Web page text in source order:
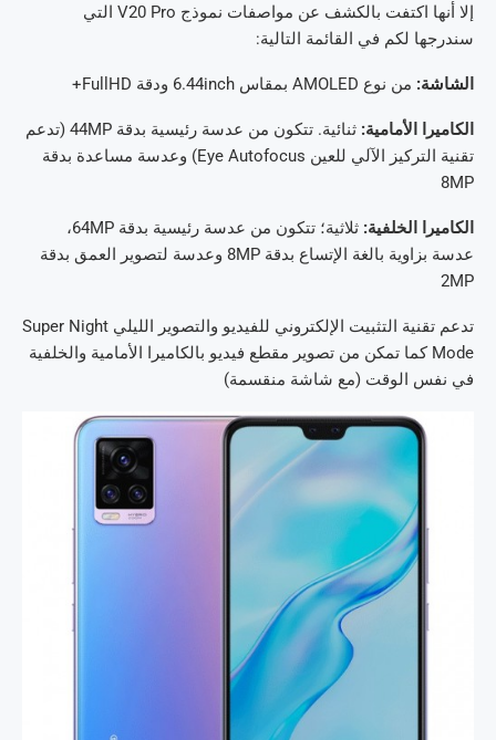
إلا أنها اكتفت بالكشف عن مواصفات نموذج V20 Pro التي
سندرجها لكم في القائمة التالية:
الشاشة: من نوع AMOLED بمقاس 6.44inch ودقة FullHD+
الكاميرا الأمامية:
ثنائية. تتكون من عدسة رئيسية بدقة 44MP (تدعم
تقنية التركيز الآلي للعين Eye Autofocus) وعدسة مساعدة بدقة
8MP
الكاميرا الخلفية:
ثلاثية؛ تتكون من عدسة رئيسية بدقة 64MP،
عدسة بزاوية بالغة الإتساع بدقة 8MP وعدسة لتصوير العمق بدقة
2MP
تدعم تقنية التثبيت الإلكتروني للفيديو والتصوير الليلي Super Night
Mode كما تمكن من تصوير مقطع فيديو بالكاميرا الأمامية والخلفية
في نفس الوقت (مع شاشة منقسمة)